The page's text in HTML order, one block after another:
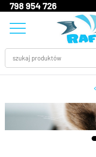
798 954 726